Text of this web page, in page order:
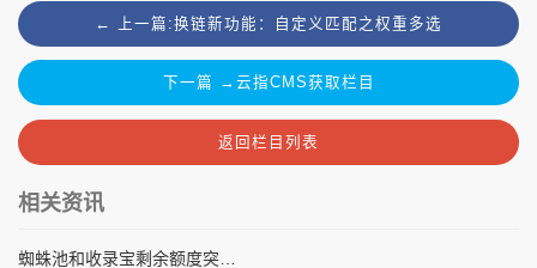
← 上一篇:换链新功能：自定义匹配之权重多选
下一篇 →云指CMS获取栏目
返回栏目列表
相关资讯